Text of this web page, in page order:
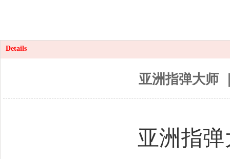
Details
亚洲指弹大师
亚洲指